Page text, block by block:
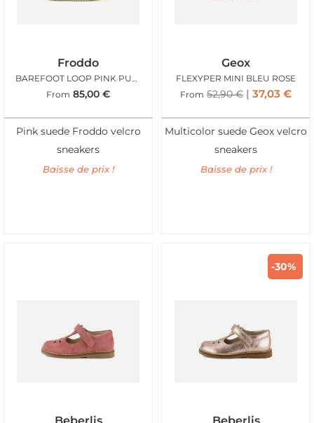
Froddo
BAREFOOT LOOP PINK PURPLE
From 85,00 €
Pink suede Froddo velcro
sneakers
Baisse de prix !
Geox
FLEXYPER MINI BLEU ROSE
From 52,90€ 37,03 €
Multicolor suede Geox velcro
sneakers
Baisse de prix !
-30%